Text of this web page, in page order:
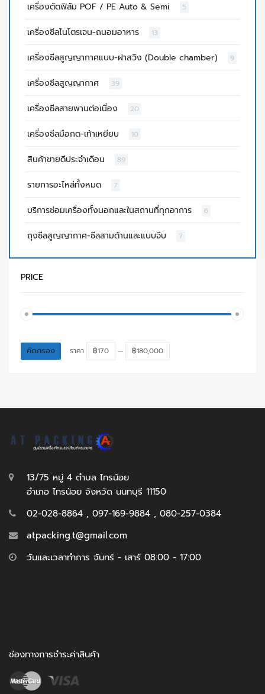
เครื่องตัดฟิล์ม POF / PE Auto & Semi 5
เครื่องซีลไนโตรเจน-ถนอมอาหาร 13
เครื่องซีลสูญญากาศแบบ-ฝาสวิง (Double chamber) 9
เครื่องซีลสูญญากาศ 39
เครื่องซีลสายพานต่อเนื่อง 20
เครื่องซีลมือกด-เท้าเหยียบ 10
สินค้าขายดีประจำเดือน 89
รายการอะไหล่ทั้งหมด 7
บริการซ่อมเครื่องทั้งนอกและในสถานที่ทุกอาการ 6
ถุงซีลสูญญากาศ-ซีลสามด้านและแบบจีบ 7
PRICE
คัดกรอง ราคา ฿170 — ฿180,000
13/75 หมู่ 4 ตำบล ไทรน้อย
อำเภอ ไทรน้อย จังหวัด นนทบุรี 11150
02-028-8864 , 097-169-9884 , 080-257-0384
atpacking.t@gmail.com
วันและเวลาทำการ จันทร์ - เสาร์ 08:00 - 17:00
ช่องทางการชำระค่าสินค้า